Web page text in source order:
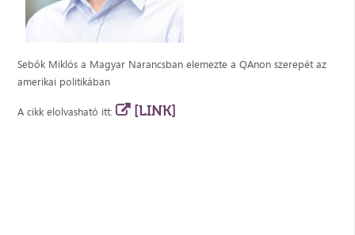
Sebők Miklós a Magyar Narancsban elemezte a QAnon szerepét az
amerikai politikában
A cikk elolvasható itt: [LINK]